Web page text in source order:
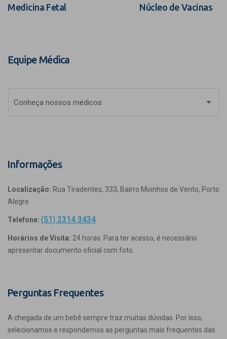
Medicina Fetal Núcleo de Vacinas
Equipe Médica
Conheça nossos médicos
Informações
Localização: Rua Tiradentes, 333, Bairro Moinhos de Vento, Porto
Alegre
Telefone: (51) 3314 3434
Horários de Visita: 24 horas. Para ter acesso, é necessário
apresentar documento oficial com foto.
Perguntas Frequentes
A chegada de um bebê sempre traz muitas dúvidas. Por isso,
selecionamos e respondemos as perguntas mais frequentes das